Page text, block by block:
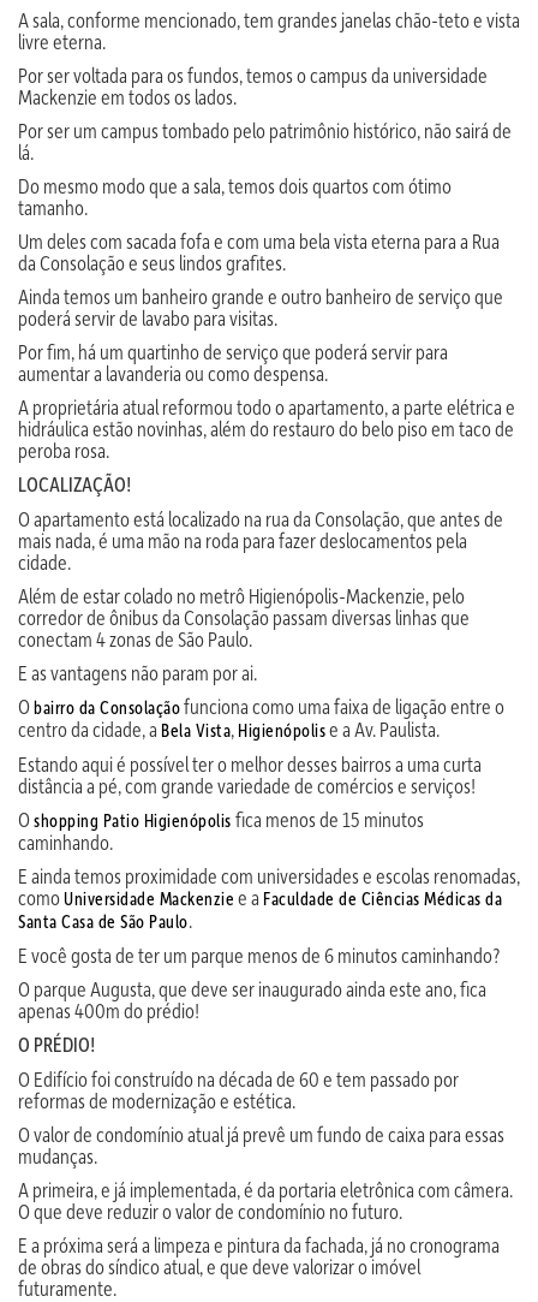
A sala, conforme mencionado, tem grandes janelas chão-teto e vista
livre eterna.
Por ser voltada para os fundos, temos o campus da universidade
Mackenzie em todos os lados.
Por ser um campus tombado pelo patrimônio histórico, não sairá de
lá.
Do mesmo modo que a sala, temos dois quartos com ótimo
tamanho.
Um deles com sacada fofa e com uma bela vista eterna para a Rua
da Consolação e seus lindos grafites.
Ainda temos um banheiro grande e outro banheiro de serviço que
poderá servir de lavabo para visitas.
Por fim, há um quartinho de serviço que poderá servir para
aumentar a lavanderia ou como despensa.
A proprietária atual reformou todo o apartamento, a parte elétrica e
hidráulica estão novinhas, além do restauro do belo piso em taco de
peroba rosa.
LOCALIZAÇÃO!
O apartamento está localizado na rua da Consolação, que antes de
mais nada, é uma mão na roda para fazer deslocamentos pela
cidade.
Além de estar colado no metrô Higienópolis-Mackenzie, pelo
corredor de ônibus da Consolação passam diversas linhas que
conectam 4 zonas de São Paulo.
E as vantagens não param por ai.
Obairro da Consolaçãofunciona como uma faixa de ligação entre o
centro da cidade, a Bela Vista, Higienópolise a Av. Paulista.
Estando aqui é possível ter o melhor desses bairros a uma curta
distância a pé, com grande variedade de comércios e serviços!
Oshopping Patio Higienópolis fica menos de 15 minutos
caminhando.
E ainda temos proximidade com universidades e escolas renomadas,
comoUniversidade Mackenzie e a Faculdade de Ciências Médicas da
Santa Casa de São Paulo.
E você gosta de ter um parque menos de 6 minutos caminhando?
O parque Augusta, que deve ser inaugurado ainda este ano, fica
apenas 400m do prédio!
O PRÉDIO!
O Edifício foi construído na década de 60 e tem passado por
reformas de modernização e estética.
O valor de condomínio atual já prevê um fundo de caixa para essas
mudanças.
A primeira, e já implementada, é da portaria eletrônica com câmera.
O que deve reduzir o valor de condomínio no futuro.
E a próxima será a limpeza e pintura da fachada, já no cronograma
de obras do síndico atual, e que deve valorizar o imóvel
futuramente.